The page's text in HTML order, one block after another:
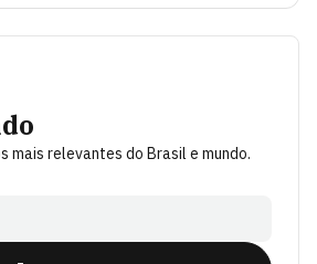
mais relevantes do Brasil e mundo.